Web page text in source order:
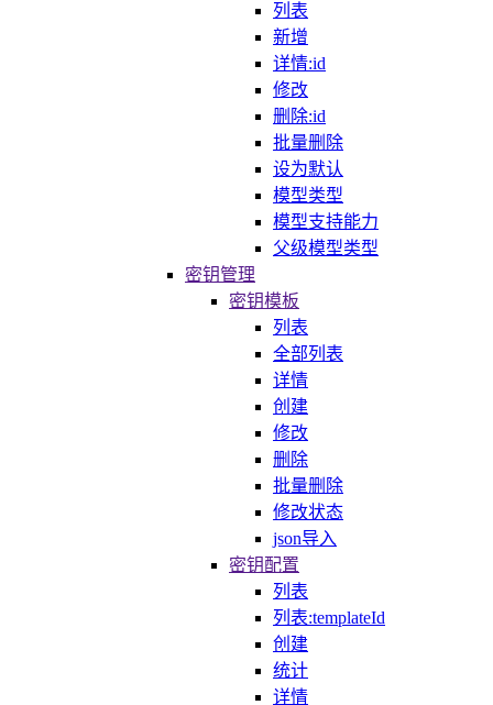
列表
新增
详情:id
修改
删除:id
批量删除
设为默认
模型类型
模型支持能力
父级模型类型
密钥管理
密钥模板
列表
全部列表
详情
创建
修改
删除
批量删除
修改状态
json导入
密钥配置
列表
列表:templateId
创建
统计
详情